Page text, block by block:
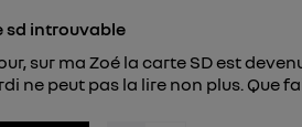
sd introuvable
sur ma Zoé la carte SD est
ne peut pas la lire non plus. Que